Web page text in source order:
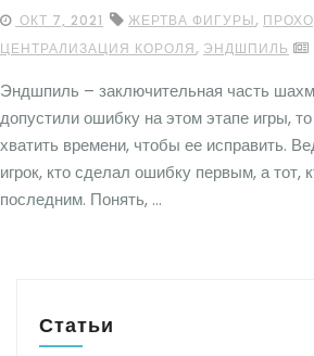
ОКТ 7, 2021 ЖЕРТВА ФИГУРЫ,
ЦЕНТРАЛИЗАЦИЯ КОРОЛЯ, ЭНДШПИЛЬ
Эндшпиль – заключительная часть
допустили ошибку на этом этапе игры,
хватить времени, чтобы ее исправить.
игрок, кто сделал ошибку первым, а тот,
последним. Понять, ...
Статьи